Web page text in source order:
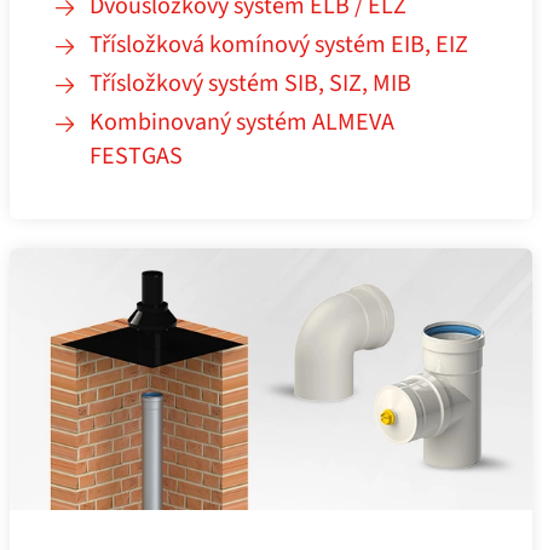
Třísložková komínový systém EIB, EIZ
Třísložkový systém SIB, SIZ, MIB
Kombinovaný systém ALMEVA
FESTGAS